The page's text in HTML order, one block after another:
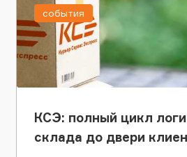
КСЭ: полный цикл
склада до двери
события